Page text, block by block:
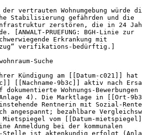
der vertrauten Wohnumgebung würde
Stabilisierung gefährden und die
zerstören, die in 24
[ANWALT-PRUEFUNG: BGH-Linie zur
Erkrankung mit
verifikations-bedürftig.]
Suche
Kündigung am [[Datum-c021]] hat
[[Nachname-9b3c]] aktiv nach
Wohnungs-
4). Die Marktlage in [[Ort-
Rentnerin mit Sozial-Rente
angespannt; bezahlbare
Mietspiegel vom [[Datum-
Anmeldung bei der kommunalen
Stelle ist aktenkundig erfolgt